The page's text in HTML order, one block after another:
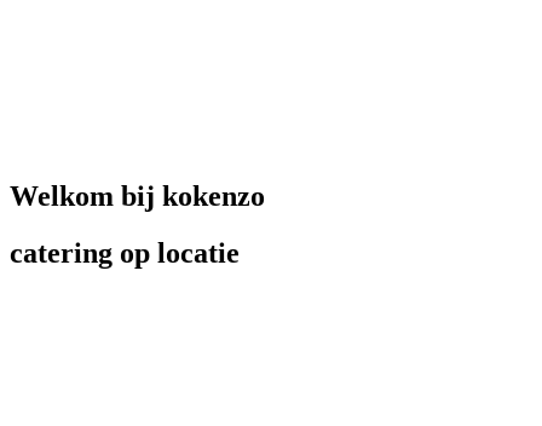
Welkom bij kokenzo
catering op locatie